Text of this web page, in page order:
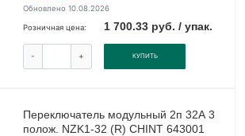
Обновлено 10.08.2026
Розничная цена: 1 700.33 руб. / упак.
- + КУПИТЬ
Переключатель модульный 2п 32А 3
полож. NZK1-32 (R) CHINT 643001